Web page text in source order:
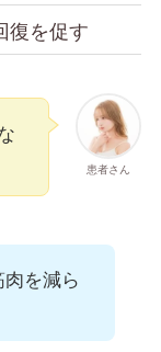
復を促す
患者さん
を減ら